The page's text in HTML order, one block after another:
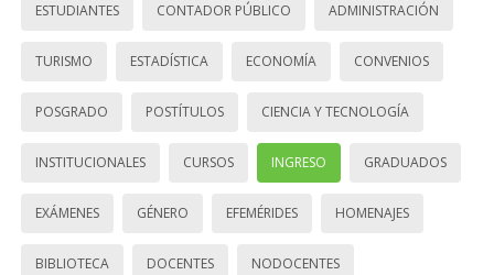
ESTUDIANTES CONTADOR PÚBLICO ADMINISTRACIÓN
TURISMO ESTADÍSTICA ECONOMÍA CONVENIOS
POSGRADO POSTÍTULOS CIENCIA Y TECNOLOGÍA
INSTITUCIONALES CURSOS INGRESO GRADUADOS
EXÁMENES GÉNERO EFEMÉRIDES HOMENAJES
BIBLIOTECA DOCENTES NODOCENTES